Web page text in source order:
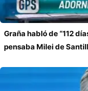
Graña habló de “112
pensaba Milei de